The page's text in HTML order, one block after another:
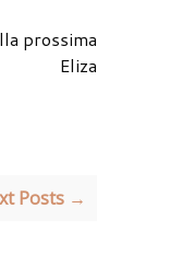
prossima
Eliza
Posts →